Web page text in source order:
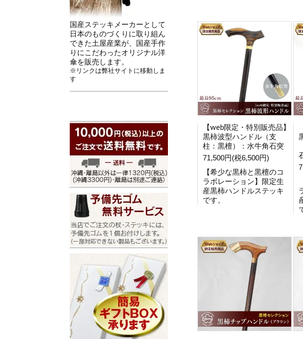
【web限定・特別販売品】
黒柿波型ハンドル（支
柱：黒檀）：水牛角石突
71,500円(税6,500円)
【希少な黒柿と黒檀のコ
ラボレーション】限定生
産黒柿ハンドルステッキ
です。
国産ステッキメーカーとして
日本のものづくりに取り組ん
できた土屋産業が、国産手作
りにこだわったオリジナル洋
傘を販売します。
※リンクは弊社サイトに移動しま
す